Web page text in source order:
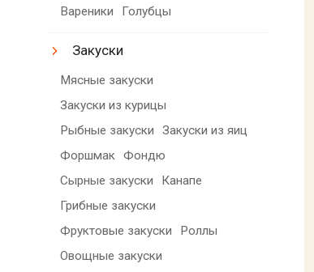
Вареники
Голубцы
Закуски
Мясные закуски
Закуски из курицы
Рыбные закуски
Закуски из яиц
Форшмак Фондю
Сырные закуски
Канапе
Грибные закуски
Фруктовые закуски
Роллы
Овощные закуски